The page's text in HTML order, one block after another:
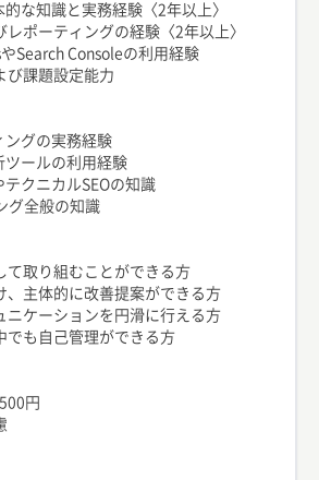
的な知識と実務経験〈2年以上〉
レポーティングの経験〈2年以上〉
Search Consoleの利用経験
び課題設定能力
ングの実務経験
ツールの利用経験
テクニカルSEOの知識
グ全般の知識
て取り組むことができる方
、主体的に改善提案ができる方
ニケーションを円滑に行える方
でも自己管理ができる方
円